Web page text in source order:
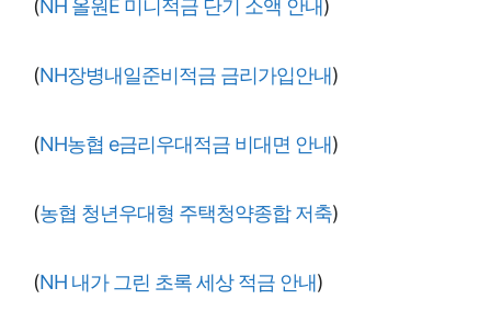
(NH 올원E 미니적금 단기 소액 안내)
(NH장병내일준비적금 금리가입안내)
(NH농협 e금리우대적금 비대면 안내)
(농협 청년우대형 주택청약종합 저축)
(NH 내가 그린 초록 세상 적금 안내)